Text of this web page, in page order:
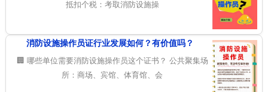
抵扣个税：考取消防设施操
消防设施操作员证行业发展如何？有价值吗？
🏢 哪些单位需要消防设施操作员这个证书？ 公共聚集场
所：商场、宾馆、体育馆、会